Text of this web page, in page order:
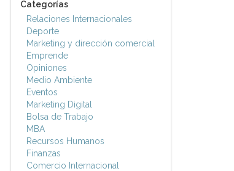
Categorías
Relaciones Internacionales
Deporte
Marketing y dirección comercial
Emprende
Opiniones
Medio Ambiente
Eventos
Marketing Digital
Bolsa de Trabajo
MBA
Recursos Humanos
Finanzas
Comercio Internacional